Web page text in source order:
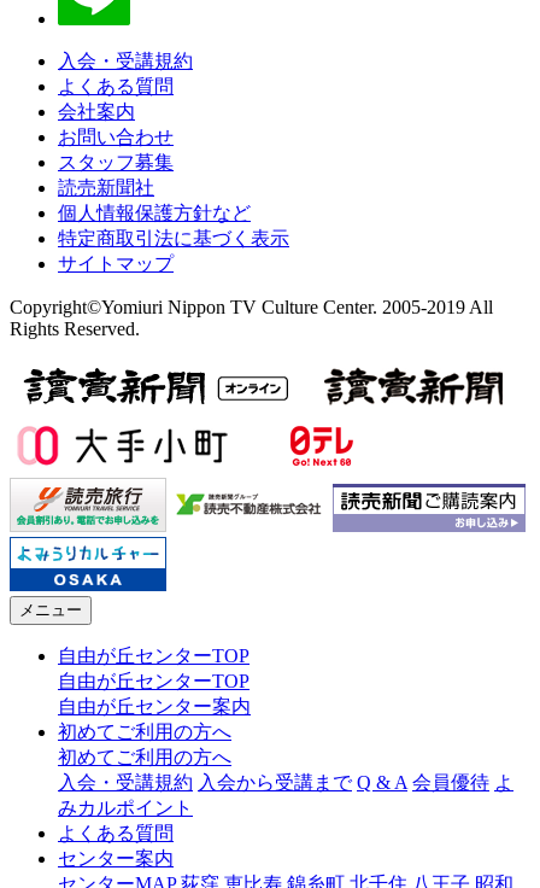
入会・受講規約
よくある質問
会社案内
お問い合わせ
スタッフ募集
読売新聞社
個人情報保護方針など
特定商取引法に基づく表示
サイトマップ
Copyright©Yomiuri Nippon TV Culture Center. 2005-2019 All
Rights Reserved.
メニュー
自由が丘センターTOP
自由が丘センターTOP
自由が丘センター案内
初めてご利用の方へ
初めてご利用の方へ
入会・受講規約 入会から受講まで Q & A 会員優待 よ
みカルポイント
よくある質問
センター案内
センターMAP 荻窪 恵比寿 錦糸町 北千住 八王子 昭和